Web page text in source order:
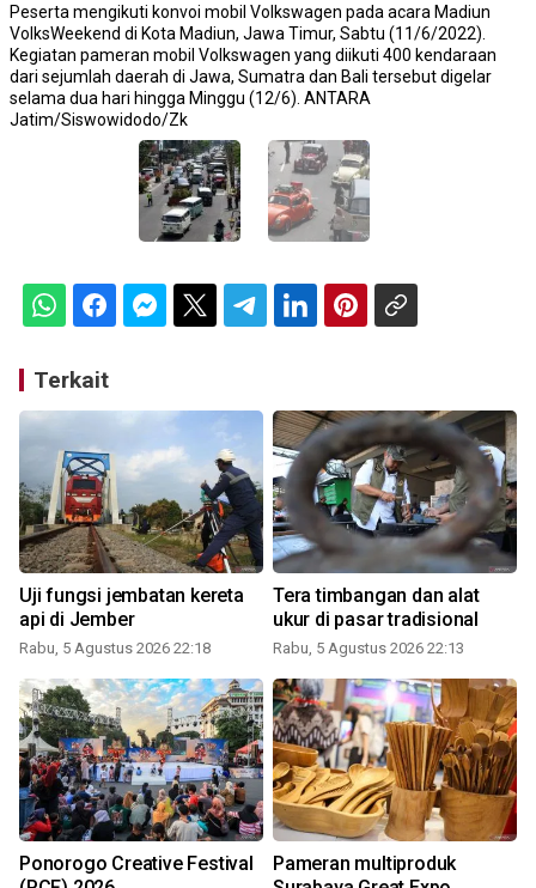
Peserta mengikuti konvoi mobil Volkswagen pada acara Madiun
VolksWeekend di Kota Madiun, Jawa Timur, Sabtu (11/6/2022).
Kegiatan pameran mobil Volkswagen yang diikuti 400 kendaraan
dari sejumlah daerah di Jawa, Sumatra dan Bali tersebut digelar
selama dua hari hingga Minggu (12/6). ANTARA
Jatim/Siswowidodo/Zk
Terkait
Uji fungsi jembatan kereta
api di Jember
Rabu, 5 Agustus 2026 22:18
Tera timbangan dan alat
ukur di pasar tradisional
Rabu, 5 Agustus 2026 22:13
Ponorogo Creative Festival
Pameran multiproduk